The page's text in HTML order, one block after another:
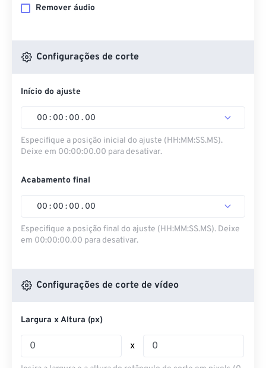
Remover áudio
Configurações de corte
Início do ajuste
00 : 00 : 00 . 00
Especifique a posição inicial do ajuste (HH:MM:SS.MS).
Deixe em 00:00:00.00 para desativar.
Acabamento final
00 : 00 : 00 . 00
Especifique a posição final do ajuste (HH:MM:SS.MS). Deixe
em 00:00:00.00 para desativar.
Configurações de corte de vídeo
Largura x Altura (px)
x